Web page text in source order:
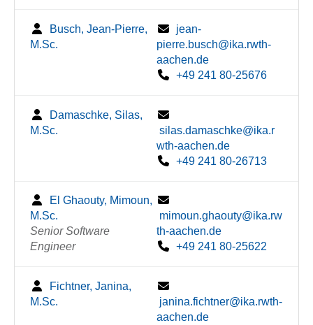
Busch, Jean-Pierre,
M.Sc.
jean-
pierre.busch@ika.rwth-
aachen.de
+49 241 80-25676
Damaschke, Silas,
M.Sc.
silas.damaschke@ika.r
wth-aachen.de
+49 241 80-26713
El Ghaouty, Mimoun,
M.Sc.
Senior Software
Engineer
mimoun.ghaouty@ika.rw
th-aachen.de
+49 241 80-25622
Fichtner, Janina,
M.Sc.
janina.fichtner@ika.rwth-
aachen.de